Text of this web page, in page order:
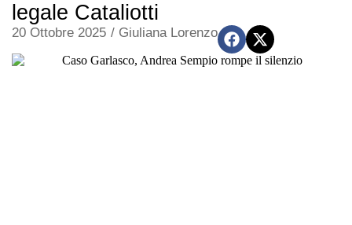
legale Cataliotti
20 Ottobre 2025 / Giuliana Lorenzo